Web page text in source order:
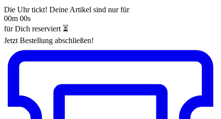
Die Uhr tickt! Deine Artikel sind nur für
00m 00s
für Dich reserviert ⏳
Jetzt Bestellung abschließen!